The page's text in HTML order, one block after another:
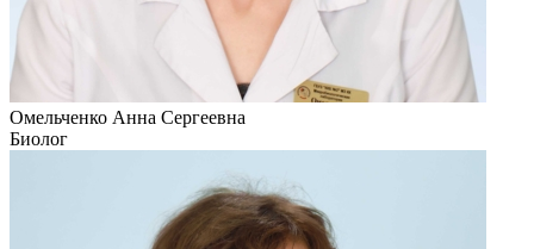
Омельченко Анна Сергеевна
Биолог